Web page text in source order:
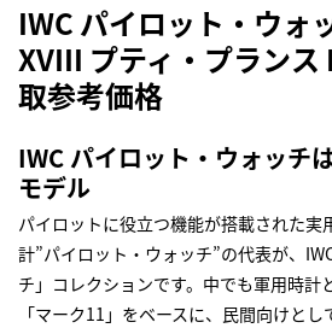
IWC パイロット・ウォ
XVIII プティ・プラン
取参考価格
IWC パイロット・ウォッチ
モデル
パイロットに役立つ機能が搭載された実
計”パイロット・ウォッチ”の代表が、
チ」コレクションです。中でも軍用時計
「マーク11」をベースに、民間向けと